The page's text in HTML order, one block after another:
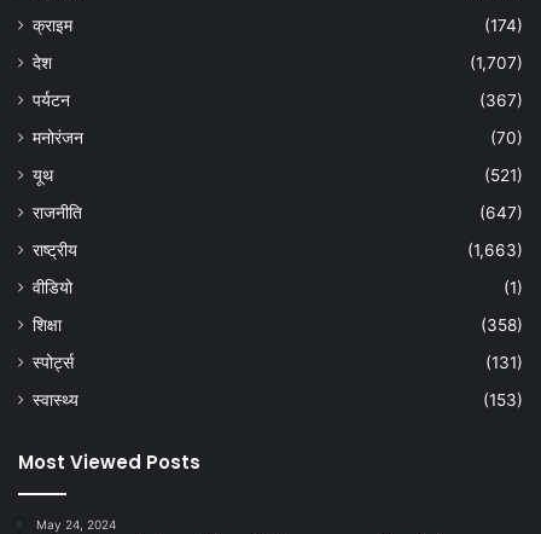
क्राइम
(174)
देश
(1,707)
पर्यटन
(367)
मनोरंजन
(70)
यूथ
(521)
राजनीति
(647)
राष्ट्रीय
(1,663)
वीडियो
(1)
शिक्षा
(358)
स्पोर्ट्स
(131)
स्वास्थ्य
(153)
Most Viewed Posts
May 24, 2024